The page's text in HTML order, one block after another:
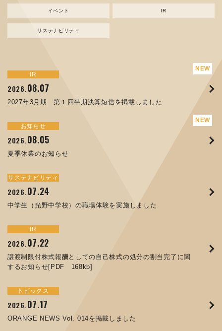
イベント IR
サステナビリティ
IR
2026.08.07
2027年3月期 第１四半期決算短信を掲載しました
お知らせ
2026.08.05
夏季休業のお知らせ
サステナビリティ
2026.07.24
中学生（光野中学校）の職場体験を実施しました
IR
2026.07.22
譲渡制限付株式報酬としての自己株式の処分の割当完了に関
するお知らせ[PDF 168kb]
トピックス
2026.07.17
ORANGE NEWS Vol. 014を掲載しました
新規事業
2024.04.10
資源ごみAI 自動選別機 販売開始のお知らせ
お知らせ
2026.08.05
夏季休業のお知らせ
お知らせ
2025.11.17
コラムを更新しました：MECT2025(メカトロテックジャパ
お知らせ
2025. 09.02
お知らせ
2025.05.29
コラムを更新しました：MEX金沢2025(第61回機械工業見本
お知らせ
2025.05.15
トピックス
2026.07.17
ORANGE NEWS Vol. 014を掲載しました
トピックス
2026.04.17
ORANGE NEWS Vol. 013を掲載しました
トピックス
2025.10.01
高松流技Vol.25を掲載しました
トピックス
2025.09.10
ORANGE NEWS Vol. 011を掲載しました
2025.07.31
ORANGE NEWS Vol. 010を掲載しました
イベント
2026.04.03
MEX金沢2026 出展のご案内 ※終了しました
イベント
2025.08.29
MECT 2025 出展のご案内 ※終了しました
イベント
2025.04.16
MEX金沢2025 出展のご案内 ※終了しました
イベント
2024.09.26
JIMTOF2024 出展のご案内 ※終了しました
2024.05.13
MEX金沢2024 学生向け会社説明コーナー予約のご案内 ※
終了しました
IR
2026.08.07
2027年3月期 第１四半期決算短信を掲載しました
IR
2026.07.22
譲渡制限付株式報酬としての自己株式の処分の割当完了に関
IR
2026. 07.07
IR
2026.07.01
コーポレートガバナンス報告書を更新しました
IR
2026.06.26
第65回定時株主総会のご報告を掲載しました
サステナビリティ
2026.07.24
中学生（光野中学校）の職場体験を実施しました
サステナビリティ
2026.06.12
人材戦略を策定しました
サステナビリティ
2026.03.26
「健康経営優良法人２０２６（大規模法人部門）」に認定さ
サステナビリティ
2025.12.09
令和７年度石川県ワークライフバランス企業知事表彰「優良
サステナビリティ
2025.12.04